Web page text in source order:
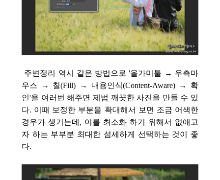
주변정리 역시 같은 방법으로 '올가미툴 → 우측마
우스 → 칠(Fill) → 내용인식(Content-Aware) → 확
인'을 여러번 해주면 제법 깨끗한 사진을 만들 수 있
다. 이때 보정한 부분을 확대해서 보면 조금 어색한
경우가 생기는데, 이를 최소화 하기 위해서 없애고
자 하는 부부분 최대한 섬세하게 선택하는 것이 좋
다.